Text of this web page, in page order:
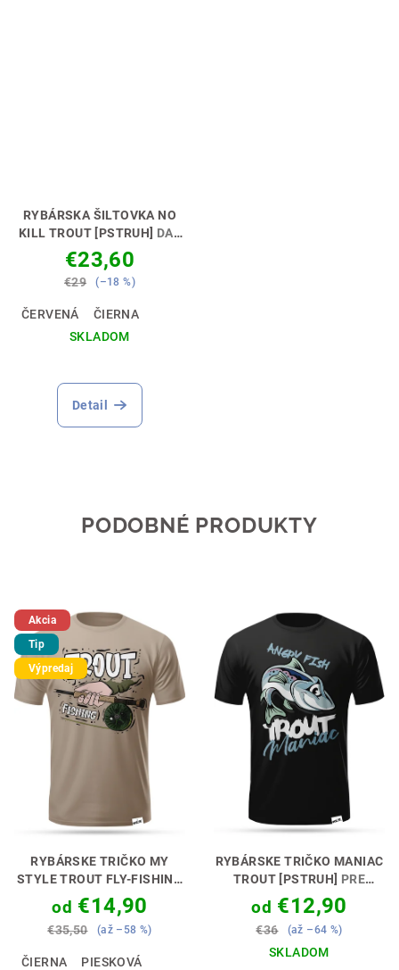
RYBÁRSKA ŠILTOVKA NO
KILL TROUT [PSTRUH] DAJ
NAJAVO SVOJ POSTOJ 💪🎣
€23,60
€29 (–18 %)
ČERVENÁ
ČIERNA
SKLADOM
Detail
PODOBNÉ PRODUKTY
Akcia
Tip
Výpredaj
RYBÁRSKE TRIČKO MY
STYLE TROUT FLY-FISHING
[MUŠKÁR] ŠTÝL, KTORÝ
HOVORÍ ZA TEBA 🎣🐟
od €14,90
€35,50 (až –58 %)
ČIERNA
PIESKOVÁ
RYBÁRSKE TRIČKO MANIAC
TROUT [PSTRUH] PRE
SKUTOČNÉHO MANIAKA🎣
🔥
od €12,90
€36 (až –64 %)
SKLADOM